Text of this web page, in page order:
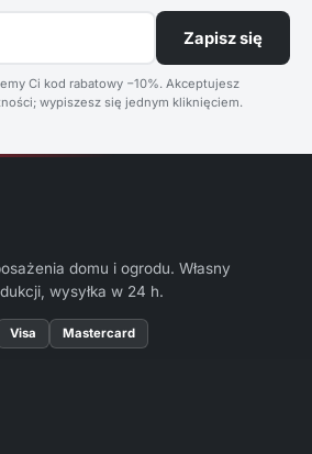
Zapisz się
Ci kod rabatowy −10%. Akceptujesz
wypiszesz się jednym kliknięciem.
domu i ogrodu. Własny
wysyłka w 24 h.
Visa Mastercard